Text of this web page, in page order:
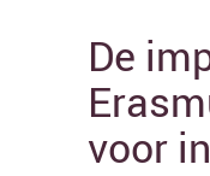
De
voor